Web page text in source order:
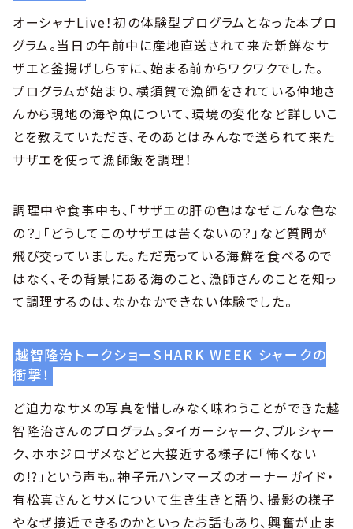
オーシャナLive！初の体験型プログラムとなった本プロ
グラム。当日の午前中に産地直送されて来た新鮮なサ
ザエと釜揚げしらすに、始まる前からワクワクでした。
プログラムが始まり、横須賀で漁師をされている仲地さ
んから現地の海や魚について、環境の変化など詳しいこ
とを教えていただき、そのあとはみんなで送られて来た
サザエを使って漁師飯を調理！
調理中や食事中も、「サザエの肝の色はなぜこんな色な
の？」「どうしてこのサザエは苦くないの？」など質問が
飛び交っていました。ただ売っている海鮮を食べるので
はなく、その背景にある海のこと、漁師さんのことを知っ
て調理するのは、なかなかできない体験でした。
越智隆治トークショーSHARK WEEK シャークの
衝撃！
ど迫力なサメの写真を惜しみなく味わうことができた越
智隆治さんのプログラム。タイガーシャーク、ブルシャー
ク、ホホジロザメなどと大接近する様子に「怖くない
の!?」という声も。神子元ハンマーズのオーナーガイド・
有松真さんとサメについて生き生きと語り、撮影の様子
やなぜ接近できるのかといったお話もあり、興奮が止ま